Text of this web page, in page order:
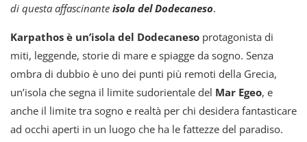
di questa affascinante isola del Dodecaneso.
Karpathos è un’isola del Dodecaneso protagonista di
miti, leggende, storie di mare e spiagge da sogno. Senza
ombra di dubbio è uno dei punti più remoti della Grecia,
un’isola che segna il limite sudorientale del Mar Egeo, e
anche il limite tra sogno e realtà per chi desidera fantasticare
ad occhi aperti in un luogo che ha le fattezze del paradiso.